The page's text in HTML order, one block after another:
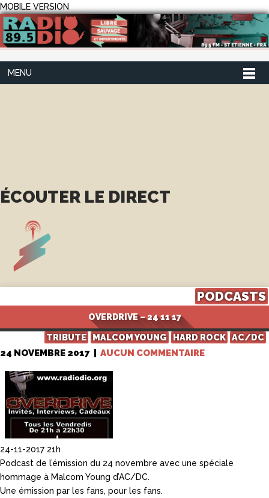
MOBILE VERSION
MENU
ÉCOUTER LE DIRECT
PODCASTS
OVERDRIVE – 24 11 17
AC/DC
HARD ROCK
MALCOM YOUNG
TRIBUTE
24 NOVEMBRE 2017 AUCUN COMMENTAIRE
24-11-2017 21h
Podcast de l’émission du 24 novembre avec une spéciale
hommage à Malcom Young d’AC/DC.
Une émission par les fans, pour les fans.